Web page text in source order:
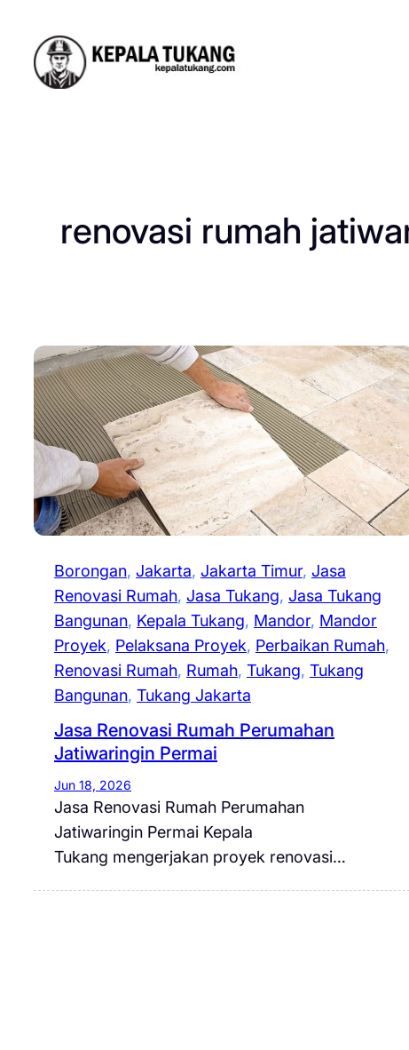
content
renovasi rumah
Borongan, Jakarta, Jakarta Timur, Jasa
Renovasi Rumah, Jasa Tukang, Jasa Tukang
Bangunan, Kepala Tukang, Mandor, Mandor
Proyek, Pelaksana Proyek, Perbaikan Rumah
Renovasi Rumah, Rumah, Tukang, Tukang
Bangunan, Tukang Jakarta
Jasa Renovasi Rumah Perumahan
Jatiwaringin Permai
Jun 18, 2026
Jasa Renovasi Rumah Perumahan
Jatiwaringin Permai Kepala
Tukang mengerjakan proyek renovasi…